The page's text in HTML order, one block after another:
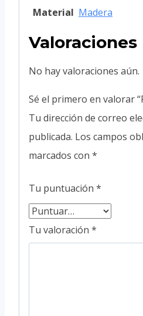
Material Madera
Valoraciones
No hay valoraciones aún.
Sé el primero en valorar
Tu dirección de correo
publicada. Los campos
marcados con *
Tu puntuación *
Tu valoración *